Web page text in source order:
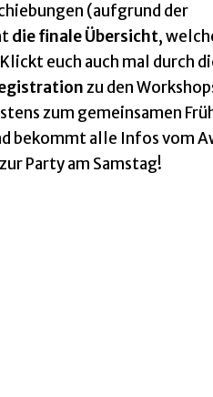
(aufgrund der
die finale Übersicht,
euch auch mal durch
zu den
zum gemeinsamen
bekommt alle Infos vom
Party am Samstag!